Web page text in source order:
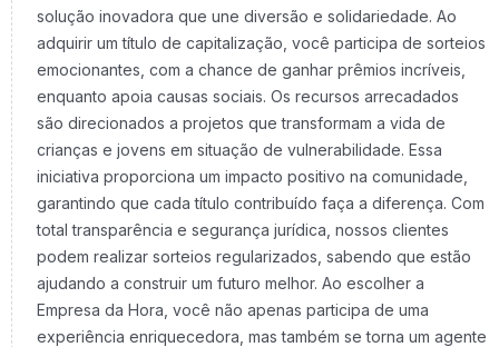
solução inovadora que une diversão e solidariedade. Ao
adquirir um título de capitalização, você participa de sorteios
emocionantes, com a chance de ganhar prêmios incríveis,
enquanto apoia causas sociais. Os recursos arrecadados
são direcionados a projetos que transformam a vida de
crianças e jovens em situação de vulnerabilidade. Essa
iniciativa proporciona um impacto positivo na comunidade,
garantindo que cada título contribuído faça a diferença. Com
total transparência e segurança jurídica, nossos clientes
podem realizar sorteios regularizados, sabendo que estão
ajudando a construir um futuro melhor. Ao escolher a
Empresa da Hora, você não apenas participa de uma
experiência enriquecedora, mas também se torna um agente